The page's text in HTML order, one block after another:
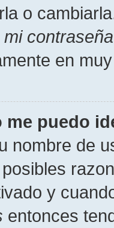
o
contraseña
en
me puedo
nombre de
y
entonces